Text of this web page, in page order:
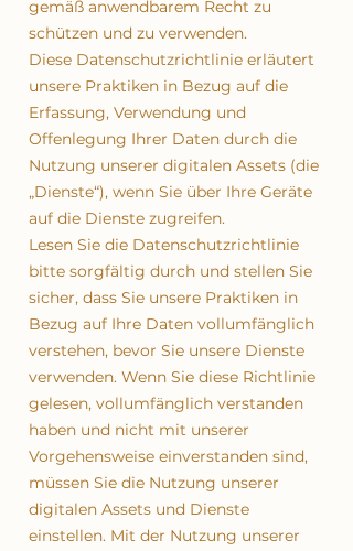
gemäß anwendbarem Recht zu
schützen und zu verwenden.
Diese Datenschutzrichtlinie erläutert
unsere Praktiken in Bezug auf die
Erfassung, Verwendung und
Offenlegung Ihrer Daten durch die
Nutzung unserer digitalen Assets (die
„Dienste“), wenn Sie über Ihre Geräte
auf die Dienste zugreifen.
Lesen Sie die Datenschutzrichtlinie
bitte sorgfältig durch und stellen Sie
sicher, dass Sie unsere Praktiken in
Bezug auf Ihre Daten vollumfänglich
verstehen, bevor Sie unsere Dienste
verwenden. Wenn Sie diese Richtlinie
gelesen, vollumfänglich verstanden
haben und nicht mit unserer
Vorgehensweise einverstanden sind,
müssen Sie die Nutzung unserer
digitalen Assets und Dienste
einstellen. Mit der Nutzung unserer